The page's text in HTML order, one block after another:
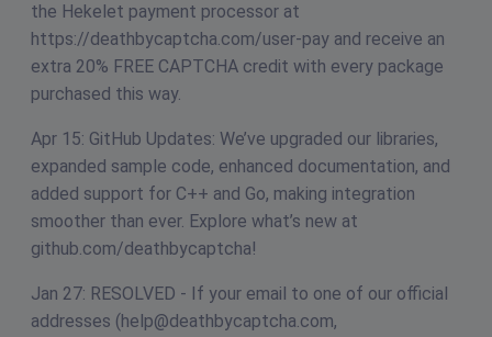
the Hekelet payment processor at
https://deathbycaptcha.com/user-pay and receive an
extra 20% FREE CAPTCHA credit with every package
purchased this way.
Apr 15: GitHub Updates: We’ve upgraded our libraries,
expanded sample code, enhanced documentation, and
added support for C++ and Go, making integration
smoother than ever. Explore what’s new at
github.com/deathbycaptcha!
Jan 27: RESOLVED - If your email to one of our official
addresses (help@deathbycaptcha.com,